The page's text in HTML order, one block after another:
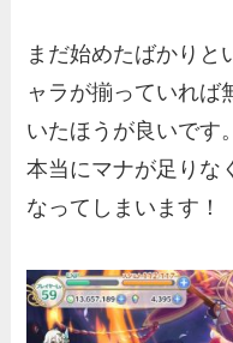
まだ始めたばかりと
ャラが揃っていれば
いたほうが良いです。
本当にマナが足りな
なってしまいます！